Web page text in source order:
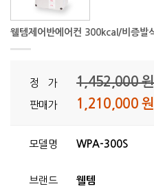
웰템제어반에어컨 300kcal/비증발
정 가 1,452,000 원
판매가 1,210,000 원
모델명 WPA-300S
브랜드 웰템